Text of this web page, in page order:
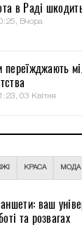
в Раді
Вчора
переїжджають
03 Квітня
КРАСА МОДА
ваш
та розвагах